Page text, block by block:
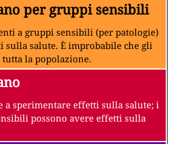
per gruppi sensibili
a gruppi sensibili (per patologie)
sulla salute. È improbabile che gli
la popolazione.
a sperimentare effetti sulla salute; i
possono avere effetti sulla